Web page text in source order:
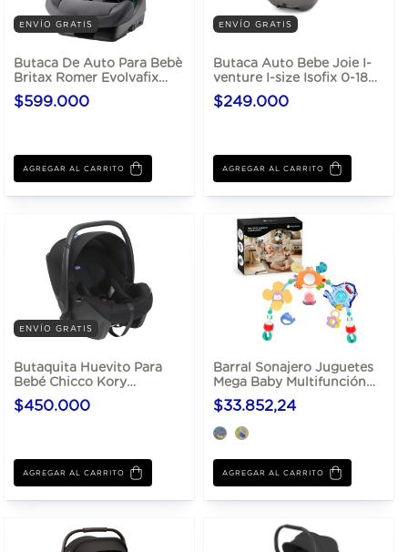
ENVÍO GRATIS
Butaca De Auto Para Bebè
Britax Romer Evolvafix
Hasta 150 Cm I-size Un
R129
$599.000
AGREGAR AL CARRITO
ENVÍO GRATIS
Butaca Auto Bebe Joie I-
venture I-size Isofix 0-18
Kg
$249.000
ENVÍO GRATIS
Butaquita Huevito Para
Bebé Chicco Kory
Essential I-size
$450.000
AGREGAR AL CARRITO
Barral Sonajero Juguetes
Mega Baby Multifunción
Cochecito Huevito
$33.852,24
AGREGAR AL CARRITO